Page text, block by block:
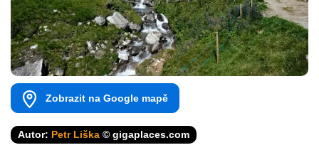
Zobrazit na Google mapě
Autor: Petr Liška © gigaplaces.com